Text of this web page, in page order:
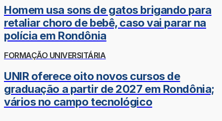
Homem usa sons de gatos brigando para
retaliar choro de bebê, caso vai parar na
polícia em Rondônia
FORMAÇÃO UNIVERSITÁRIA
UNIR oferece oito novos cursos de
graduação a partir de 2027 em Rondônia;
vários no campo tecnológico